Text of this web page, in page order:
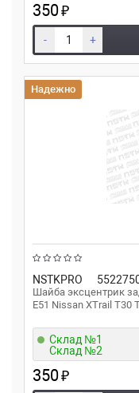
350₽
- +
NSTKPRO
Шайба эксцентрик
E51 Nissan XTrail T30
Надежно
Склад №1
Склад №2
350₽